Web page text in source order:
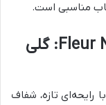
مناسبی است.
عطر Fleur Narcotique by Ex Nihilo: گلی
رایحه‌ای تازه، شفاف